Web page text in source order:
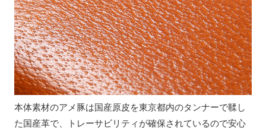
本体素材のアメ豚は国産原皮を東京都内のタンナーで鞣し
た国産革で、トレーサビリティが確保されているので安心